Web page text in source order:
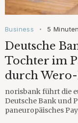
Business • 5
Deutsche
Tochter im
durch
norisbank führt die
Deutsche Bank und
paneuropäisches